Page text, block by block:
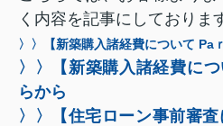
く内容を記事にしておりま
〉〉【新築購入諸経費について Pa
〉〉【新築購入諸経費に
らから
〉〉【住宅ローン事前審